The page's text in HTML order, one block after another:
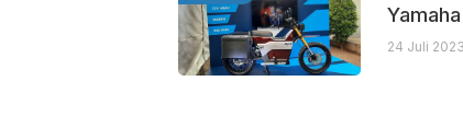
24 Juli